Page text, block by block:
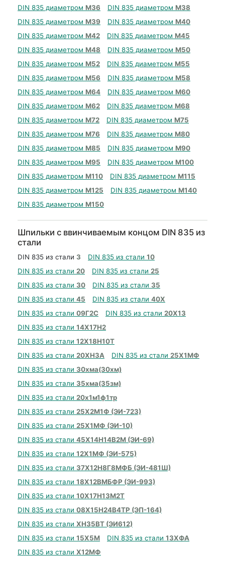
DIN 835 диаметром М36 DIN 835 диаметром М38
DIN 835 диаметром М39 DIN 835 диаметром М40
DIN 835 диаметром М42 DIN 835 диаметром М45
DIN 835 диаметром М48 DIN 835 диаметром М50
DIN 835 диаметром М52 DIN 835 диаметром М55
DIN 835 диаметром М56 DIN 835 диаметром М58
DIN 835 диаметром М64 DIN 835 диаметром М60
DIN 835 диаметром М62 DIN 835 диаметром М68
DIN 835 диаметром М72 DIN 835 диаметром М75
DIN 835 диаметром М76 DIN 835 диаметром М80
DIN 835 диаметром М85 DIN 835 диаметром М90
DIN 835 диаметром М95 DIN 835 диаметром М100
DIN 835 диаметром М110 DIN 835 диаметром М115
DIN 835 диаметром М125 DIN 835 диаметром М140
DIN 835 диаметром М150
Шпильки с ввинчиваемым концом DIN 835 из
стали
DIN 835 из стали 3 DIN 835 из стали 10
DIN 835 из стали 20 DIN 835 из стали 25
DIN 835 из стали 30 DIN 835 из стали 35
DIN 835 из стали 45 DIN 835 из стали 40Х
DIN 835 из стали 09Г2С DIN 835 из стали 20Х13
DIN 835 из стали 14Х17Н2
DIN 835 из стали 12Х18Н10Т
DIN 835 из стали 20ХН3А DIN 835 из стали 25Х1МФ
DIN 835 из стали 30хма(30хм)
DIN 835 из стали 35хма(35зм)
DIN 835 из стали 20х1м1ф1тр
DIN 835 из стали 25Х2М1Ф (ЭИ-723)
DIN 835 из стали 25Х1МФ (ЭИ-10)
DIN 835 из стали 45Х14Н14В2М (ЭИ-69)
DIN 835 из стали 12Х1МФ (ЭИ-575)
DIN 835 из стали 37Х12Н8Г8МФБ (ЭИ-481Ш)
DIN 835 из стали 18Х12ВМБФР (ЭИ-993)
DIN 835 из стали 10Х17Н13М2Т
DIN 835 из стали 08Х15Н24В4ТР (ЭП-164)
DIN 835 из стали ХН35ВТ (ЭИ612)
DIN 835 из стали 15Х5М DIN 835 из стали 13ХФА
DIN 835 из стали Х12МФ